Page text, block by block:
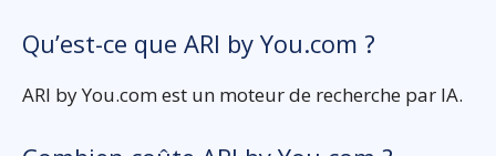
Qu’est-ce que ARI by You.com ?
ARI by You.com est un moteur de recherche par IA.